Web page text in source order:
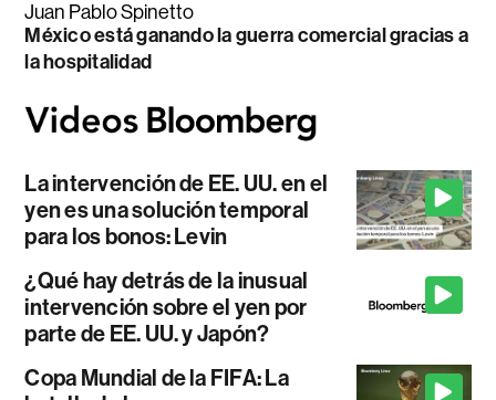
Juan Pablo Spinetto
México está ganando la guerra comercial gracias a
la hospitalidad
La intervención de EE. UU. en el
yen es una solución temporal
para los bonos: Levin
¿Qué hay detrás de la inusual
intervención sobre el yen por
parte de EE. UU. y Japón?
Copa Mundial de la FIFA: La